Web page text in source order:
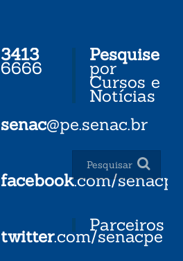
3413
6666
senac@pe.senac.br
facebook.com/senacpe
twitter.com/senacpe
Pesquise
por
Cursos e
Notícias
Parceiros